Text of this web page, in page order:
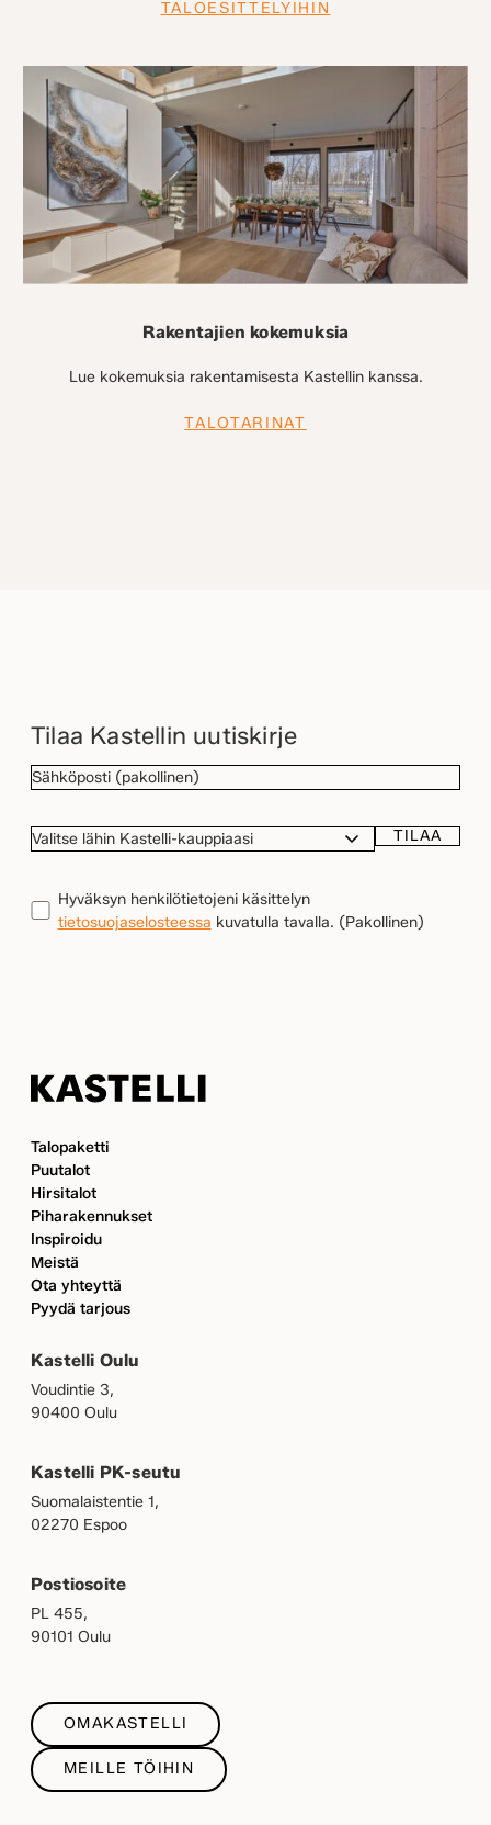
TALOESITTELYIHIN
Rakentajien kokemuksia
Lue kokemuksia rakentamisesta Kastellin kanssa.
TALOTARINAT
Tilaa Kastellin uutiskirje
SÄHKÖPOSTI(Pakollinen)
VALITSE
KAUPPIAASI
TIETOSUOJA(Pakollinen)
Hyväksyn henkilötietojeni käsittelyn
tietosuojaselosteessa kuvatulla tavalla. (Pakollinen)
TILAA
Talopaketti
Puutalot
Hirsitalot
Piharakennukset
Inspiroidu
Meistä
Ota yhteyttä
Pyydä tarjous
Kastelli Oulu
Voudintie 3,
90400 Oulu
Kastelli PK-seutu
Suomalaistentie 1,
02270 Espoo
Postiosoite
PL 455,
90101 Oulu
OMAKASTELLI
MEILLE TÖIHIN